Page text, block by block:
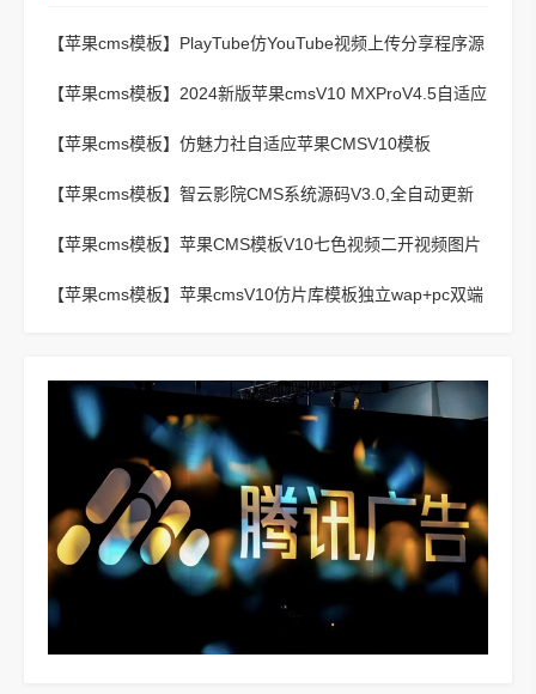
【苹果cms模板】 PlayTube仿YouTube视频上传分享程序源
【苹果cms模板】 2024新版苹果cmsV10 MXProV4.5自适应
【苹果cms模板】 仿魅力社自适应苹果CMSV10模板
【苹果cms模板】 智云影院CMS系统源码V3.0,全自动更新
【苹果cms模板】 苹果CMS模板V10七色视频二开视频图片
【苹果cms模板】 苹果cmsV10仿片库模板独立wap+pc双端